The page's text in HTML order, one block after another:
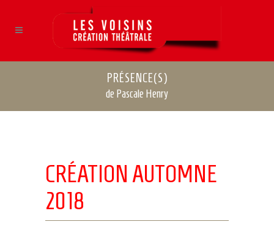
PRÉSENCE(S)
de Pascale Henry
CRÉATION AUTOMNE
2018